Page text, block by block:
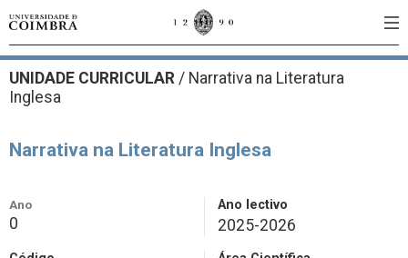
UNIDADE CURRICULAR / Narrativa na Literatura
Inglesa
Narrativa na Literatura Inglesa
Ano
0
Ano lectivo
2025-2026